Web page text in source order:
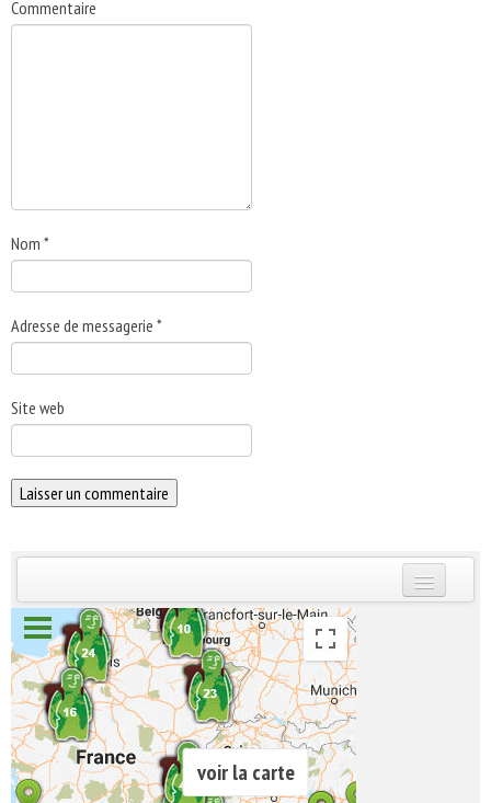
Commentaire
Nom *
Adresse de messagerie *
Site web
INSCRIVEZ-VOUS | ABONNEZ-VOUS
voir la carte